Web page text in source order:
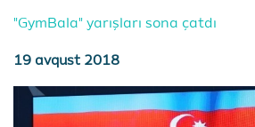
"GymBala" yarışları sona çatdı
19 avqust 2018